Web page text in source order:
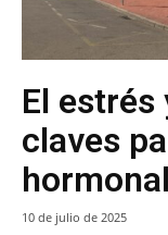
El
claves
10 de julio de 2025